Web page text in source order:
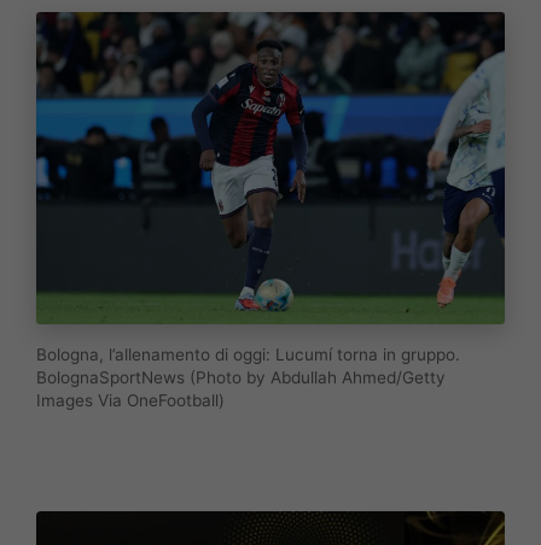
Bologna, l’allenamento di oggi: Lucumí torna in gruppo.
BolognaSportNews (Photo by Abdullah Ahmed/Getty
Images Via OneFootball)